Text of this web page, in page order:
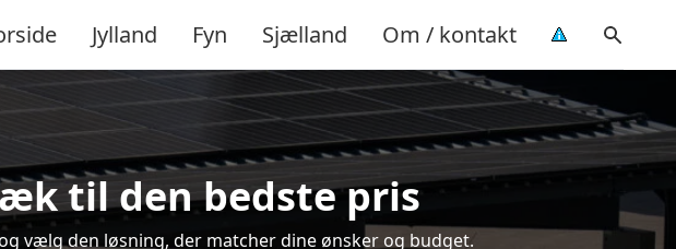
Jylland Fyn Sjælland Om / kontakt
til den bedste pris
vælg den løsning, der matcher dine ønsker og budget.